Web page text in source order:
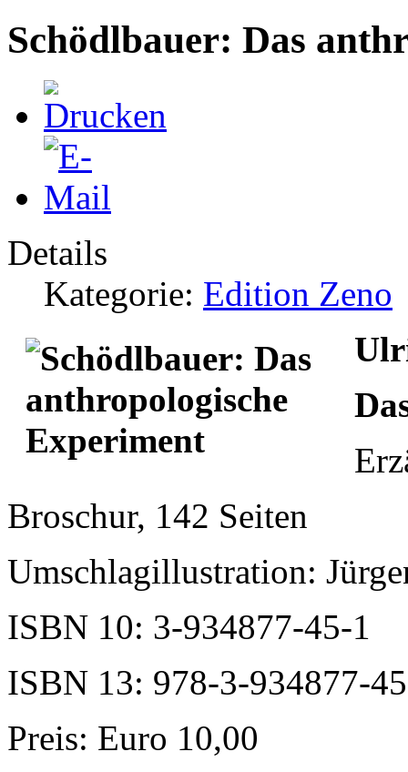
Schödlbauer: Das
Details
Kategorie: Edition Zeno
Broschur, 142 Seiten
Umschlagillustration:
ISBN 10: 3-934877-45-1
ISBN 13: 978-3-934877-
Preis: Euro 10,00